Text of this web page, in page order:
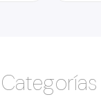
Categorías